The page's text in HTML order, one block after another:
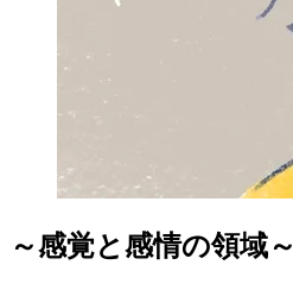
～感覚と感情の領域～